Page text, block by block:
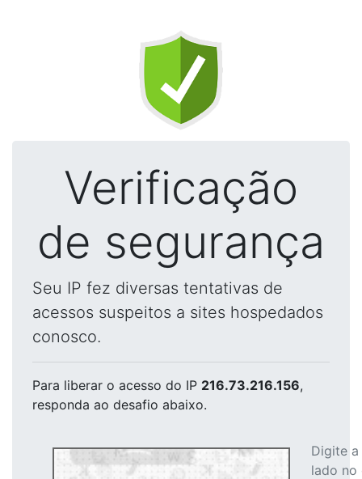
Verificação
de segurança
Seu IP fez diversas tentativas de
acessos suspeitos a sites hospedados
conosco.
Para liberar o acesso do IP 216.73.216.156,
responda ao desafio abaixo.
Digite
lado no